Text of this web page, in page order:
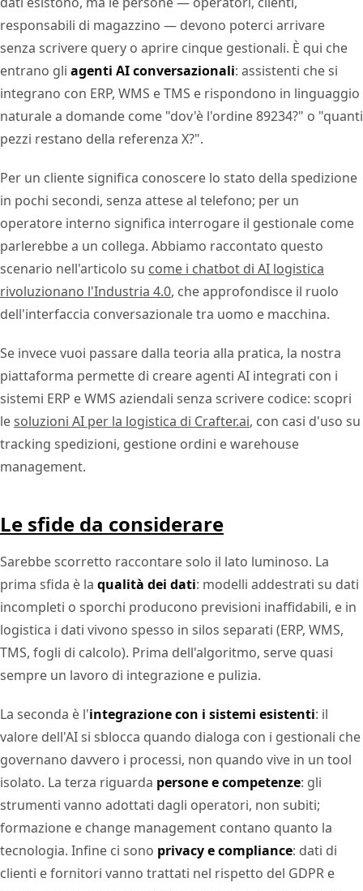
responsabili di magazzino — devono poterci arrivare
senza scrivere query o aprire cinque gestionali. È qui che
entrano gli agenti AI conversazionali: assistenti che si
integrano con ERP, WMS e TMS e rispondono in linguaggio
naturale a domande come "dov'è l'ordine 89234?" o "quanti
pezzi restano della referenza X?".
Per un cliente significa conoscere lo stato della spedizione
in pochi secondi, senza attese al telefono; per un
operatore interno significa interrogare il gestionale come
parlerebbe a un collega. Abbiamo raccontato questo
scenario nell'articolo su come i chatbot di AI logistica
rivoluzionano l'Industria 4.0, che approfondisce il ruolo
dell'interfaccia conversazionale tra uomo e macchina.
Se invece vuoi passare dalla teoria alla pratica, la nostra
piattaforma permette di creare agenti AI integrati con i
sistemi ERP e WMS aziendali senza scrivere codice: scopri
lesoluzioni AI per la logistica di Crafter.ai, con casi d'uso su
tracking spedizioni, gestione ordini e warehouse
management.
Le sfide da considerare
Sarebbe scorretto raccontare solo il lato luminoso. La
prima sfida è la qualità dei dati: modelli addestrati su dati
incompleti o sporchi producono previsioni inaffidabili, e in
logistica i dati vivono spesso in silos separati (ERP, WMS,
TMS, fogli di calcolo). Prima dell'algoritmo, serve quasi
sempre un lavoro di integrazione e pulizia.
La seconda è l'integrazione con i sistemi esistenti: il
valore dell'AI si sblocca quando dialoga con i gestionali che
governano davvero i processi, non quando vive in un tool
isolato. La terza riguarda persone e competenze: gli
strumenti vanno adottati dagli operatori, non subiti;
formazione e change management contano quanto la
tecnologia. Infine ci sono privacy e compliance: dati di
clienti e fornitori vanno trattati nel rispetto del GDPR e